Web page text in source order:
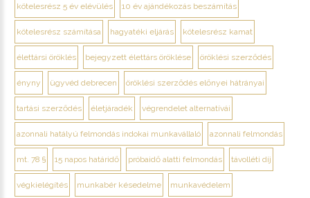
kötelesrész 5 év elévülés 10 év ajándékozás beszámítás
kötelesrész számítása hagyatéki eljárás kötelesrész kamat
élettársi öröklés bejegyzett élettárs öröklése öröklési szerződés
ényny ügyvéd debrecen öröklési szerződés előnyei hátrányai
tartási szerződés életjáradék végrendelet alternatívái
azonnali hatályú felmondás indokai munkavállaló azonnali felmondás
mt. 78 § 15 napos határidő próbaidő alatti felmondás távolléti díj
végkielégítés munkabér késedelme munkavédelem